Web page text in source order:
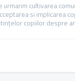
cultivarea
si implicarea
copiilor despre